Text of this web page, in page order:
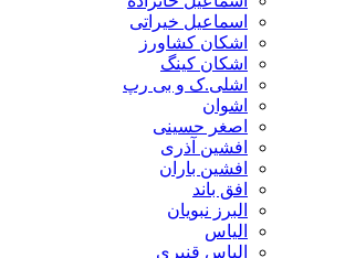
اسماعیل خیراتی
اشکان کشاورز
اشکان کینگ
اشلی.ک و بی رپ
اشوان
اصغر حسینی
افشین آذری
افشین باران
افق باند
البرز نبویان
الیاس
الیاس قنبرى